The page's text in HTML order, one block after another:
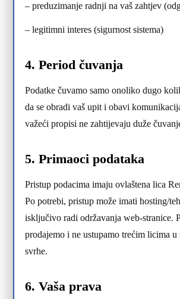
– preduzimanje radnji na vaš zahtjev
– legitimni interes (sigurnost sistema)
4. Period čuvanja
Podatke čuvamo samo onoliko dugo
da se obradi vaš upit i obavi
važeći propisi ne zahtijevaju duže
5. Primaoci podataka
Pristup podacima imaju ovlaštena lica
Po potrebi, pristup može imati hosting/
isključivo radi održavanja web-stranice.
prodajemo i ne ustupamo trećim licima u
svrhe.
6. Vaša prava